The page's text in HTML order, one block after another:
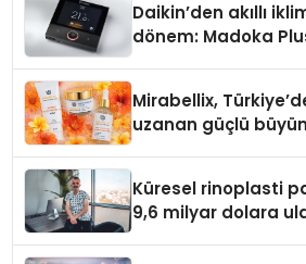
Daikin’den akıllı
dönem: Madoka
Mirabellix,
uzanan güçlü
Küresel rinoplasti
9,6 milyar dolara